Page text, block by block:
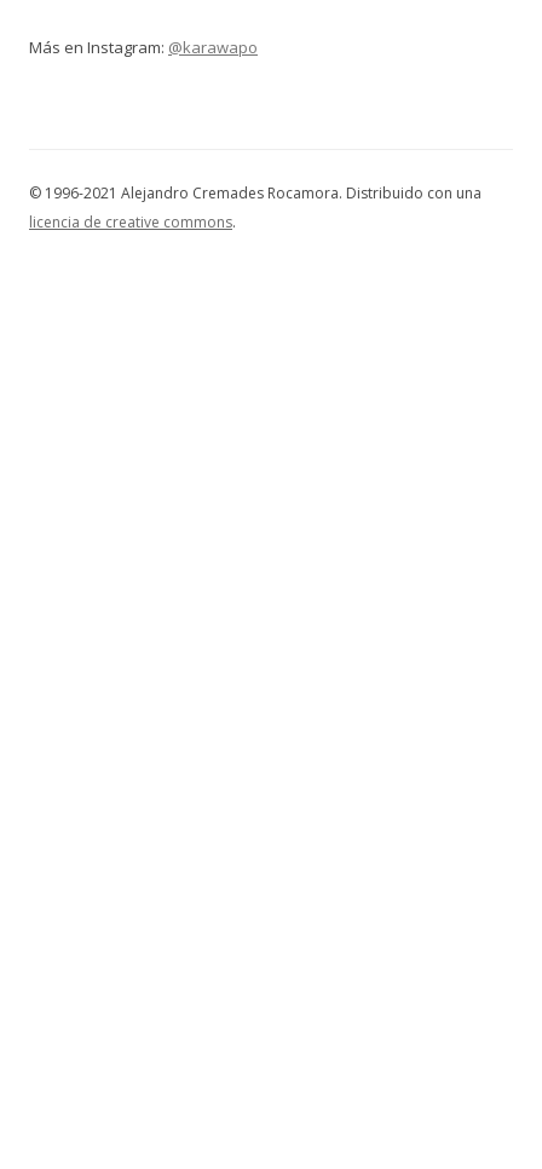
Más en Instagram: @karawapo
© 1996-2021 Alejandro Cremades Rocamora. Distribuido con una
licencia de creative commons.